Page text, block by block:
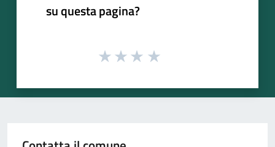
su questa pagina?